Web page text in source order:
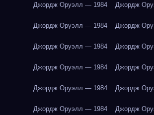
Джордж Оруэлл — 1984 Джордж
Джордж Оруэлл — 1984 Джордж
Джордж Оруэлл — 1984 Джордж
Джордж Оруэлл — 1984 Джордж
Джордж Оруэлл — 1984 Джордж
Джордж Оруэлл — 1984 Джордж